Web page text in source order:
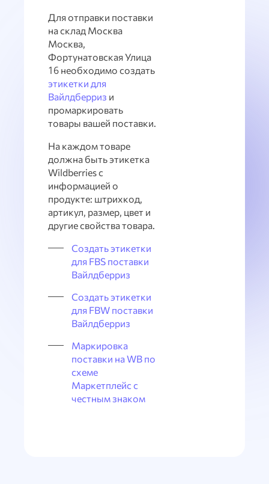
Для отправки поставки
на склад Москва
Москва,
Фортунатовская Улица
16 необходимо создать
этикетки для
Вайлдберриз и
промаркировать
товары вашей поставки.
На каждом товаре
должна быть этикетка
Wildberries с
информацией о
продукте: штрихкод,
артикул, размер, цвет и
другие свойства товара.
Создать этикетки
для FBS поставки
Вайлдберриз
Создать этикетки
для FBW поставки
Вайлдберриз
Маркировка
поставки на WB по
схеме
Маркетплейс с
честным знаком